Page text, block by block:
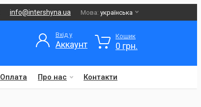
info@intershyna.ua Мова: українська
Оплата Про нас Контакти
Вхід у
Аккаунт
Кошик
0 грн.